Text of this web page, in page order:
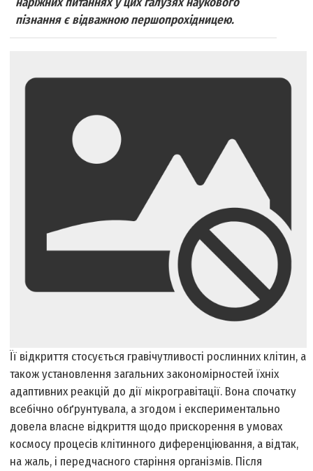
пізнання є відважною першопрохідницею.
Її відкриття стосується гравічутливості рослинних клітин, а
також установлення загальних закономірностей їхніх
адаптивних реакцій до дії мікрогравітації. Вона спочатку
всебічно обґрунтувала, а згодом і експериментально
довела власне відкриття щодо прискорення в умовах
космосу процесів клітинного диференціювання, а відтак,
на жаль, і передчасного старіння організмів. Після